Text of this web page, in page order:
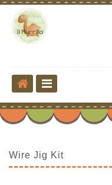
Wire Jig Kit